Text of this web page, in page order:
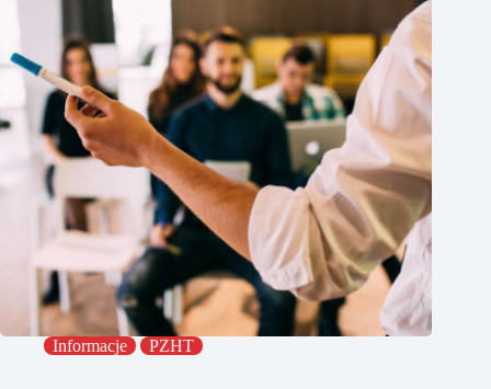
Informacje PZHT